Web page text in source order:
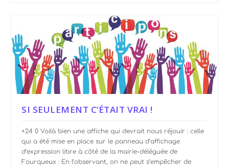
SI SEULEMENT C’ÉTAIT VRAI !
+24 0 Voilà bien une affiche qui devrait nous réjouir : celle
qui a été mise en place sur le panneau d’affichage
d’expression libre à côté de la mairie-déléguée de
Fourqueux : En l’observant, on ne peut s’empêcher de